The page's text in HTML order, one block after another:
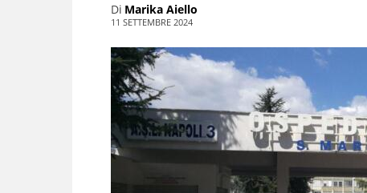
Di Marika Aiello
11 SETTEMBRE 2024